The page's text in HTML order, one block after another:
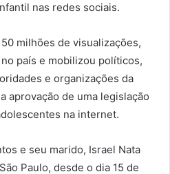
nas redes sociais.
milhões de visualizações,
país e mobilizou políticos,
e organizações da
aprovação de uma legislação
na internet.
e seu marido, Israel Nata
Paulo, desde o dia 15 de